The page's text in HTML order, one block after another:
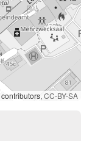
contributors,CC-BY-SA